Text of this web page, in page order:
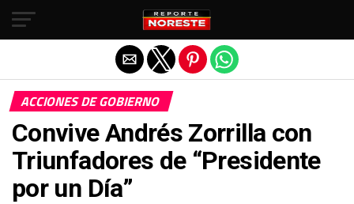
ACCIONES DE GOBIERNO
Convive Andrés Zorrilla con
Triunfadores de “Presidente
por un Día”
Salir de la versión móvil